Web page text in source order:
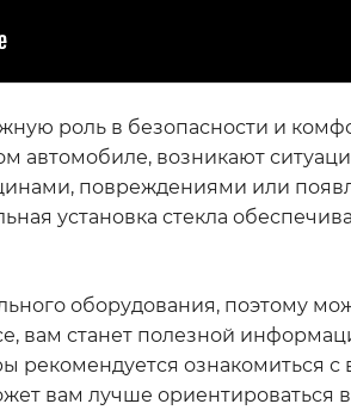
роль в безопасности и
автомобиле, возникают
повреждениями или
установка стекла
оборудования, поэтому
вам станет полезной
рекомендуется ознакомиться с
вам лучше ориентироваться